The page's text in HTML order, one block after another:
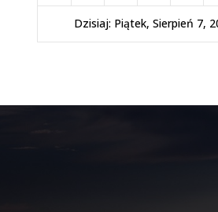
Dzisiaj: Piątek, Sierpień 7,